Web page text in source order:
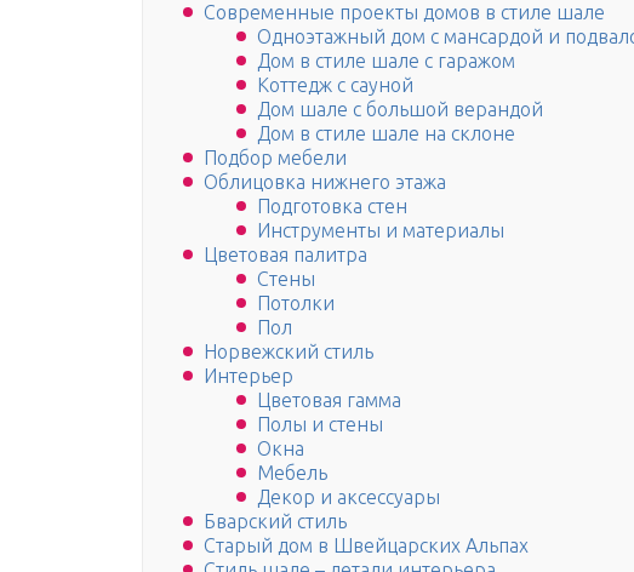
Современные проекты домов в стиле шале
Одноэтажный дом с мансардой и
Дом в стиле шале с гаражом
Коттедж с сауной
Дом шале с большой верандой
Дом в стиле шале на склоне
Подбор мебели
Облицовка нижнего этажа
Подготовка стен
Инструменты и материалы
Цветовая палитра
Стены
Потолки
Пол
Норвежский стиль
Интерьер
Цветовая гамма
Полы и стены
Окна
Мебель
Декор и аксессуары
Бварский стиль
Старый дом в Швейцарских Альпах